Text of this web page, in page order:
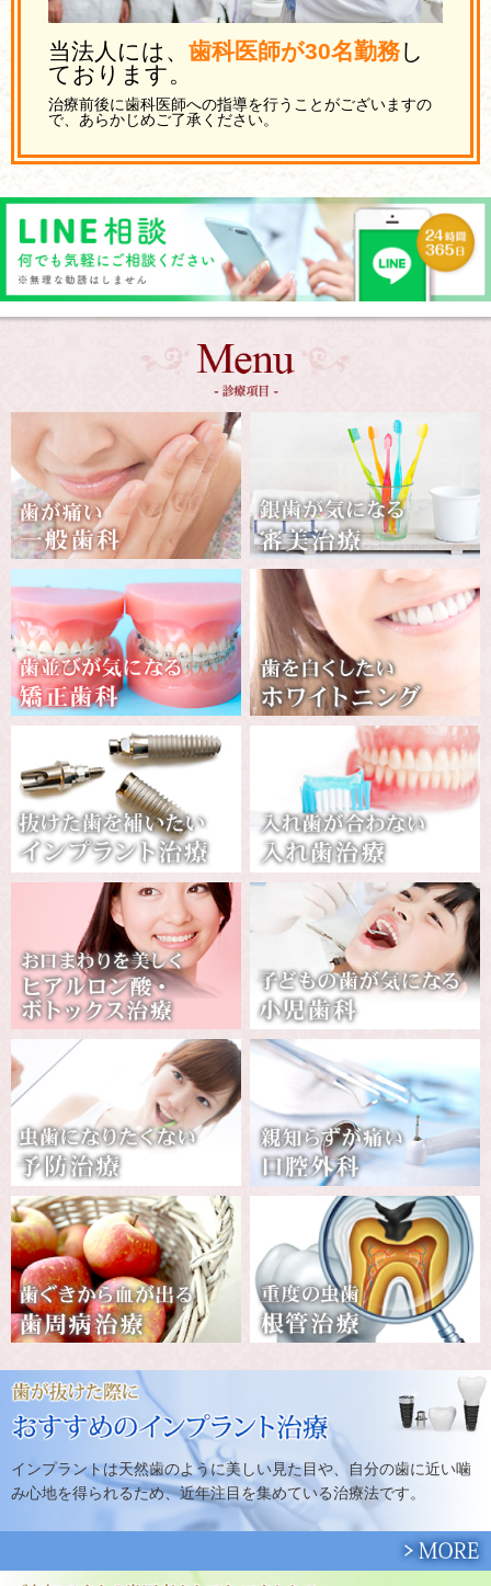
当法人には、 歯科医師が30名勤務し
ております。
治療前後に歯科医師への指導を行うことがございますの
で、あらかじめご了承ください。
インプラントは天然歯のように美しい見た目や、自分の歯に近い噛
み心地を得られるため、近年注目を集めている治療法です。